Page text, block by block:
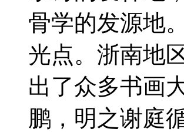
骨学的发源地
光点。浙南地
出了众多书画
鹏，明之谢庭